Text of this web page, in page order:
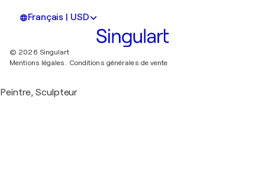
Français | USD
© 2026 Singulart
Mentions légales. Conditions générales de vente
Peintre, Sculpteur